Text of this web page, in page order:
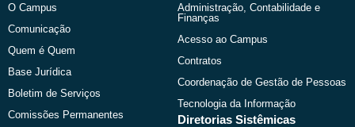
o
k
O Campus
Comunicação
Quem é Quem
Base Jurídica
Boletim de Serviços
Comissões Permanentes
Administração, Contabilidade e
Finanças
Acesso ao Campus
Contratos
Coordenação de Gestão de Pessoas
Tecnologia da Informação
Diretorias Sistêmicas